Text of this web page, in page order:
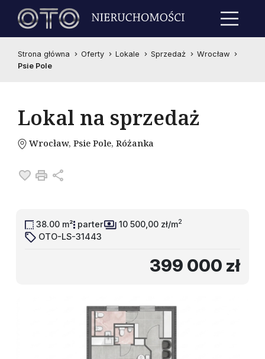
Strona główna Oferty Lokale Sprzedaż
Wrocław
Psie Pole
Lokal na sprzedaż
Wrocław, Psie Pole, Różanka
Dodaj do ulubionych
Drukuj
38.00 m² parter 10 500,00 zł/m2
OTO-LS-31443
399 000 zł